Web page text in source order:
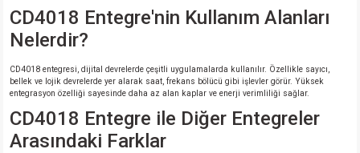
CD4018 Entegre'nin Kullanım Alanları
Nelerdir?
CD4018 entegresi, dijital devrelerde çeşitli uygulamalarda kullanılır. Özellikle sayıcı,
bellek ve lojik devrelerde yer alarak saat, frekans bölücü gibi işlevler görür. Yüksek
entegrasyon özelliği sayesinde daha az alan kaplar ve enerji verimliliği sağlar.
CD4018 Entegre ile Diğer Entegreler
Arasındaki Farklar